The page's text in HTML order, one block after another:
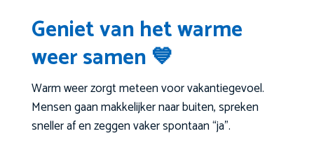
Geniet van het warme
weer samen 💙
Warm weer zorgt meteen voor vakantiegevoel.
Mensen gaan makkelijker naar buiten, spreken
sneller af en zeggen vaker spontaan “ja”.